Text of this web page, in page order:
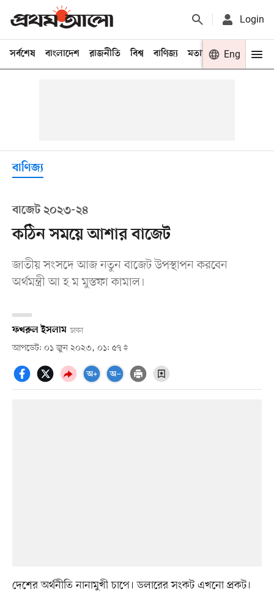
Login
সর্বশেষ বাংলাদেশ রাজনীতি বিশ্ব বাণিজ্য মতামত খেলা
Eng
বাণিজ্য
বাজেট ২০২৩-২৪
কঠিন সময়ে আশার বাজেট
জাতীয় সংসদে আজ নতুন বাজেট উপস্থাপন করবেন
অর্থমন্ত্রী আ হ ম মুস্তফা কামাল।
ফখরুল ইসলাম ঢাকা
আপডেট: ০১ জুন ২০২৩, ০১: ৫৭
দেশের অর্থনীতি নানামুখী চাপে। ডলারের সংকট এখনো প্রকট।